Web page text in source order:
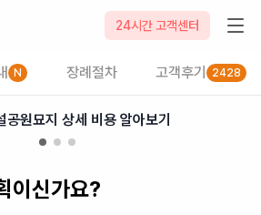
24시간 고객센터
N 장례절차 고객후기 2428
공원묘지 상세 비용 알아보기
이신가요?